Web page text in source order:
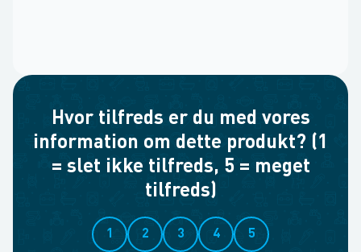
Hvor tilfreds er du med vores
information om dette produkt? (1
= slet ikke tilfreds, 5 = meget
tilfreds)
1 2 3 4 5